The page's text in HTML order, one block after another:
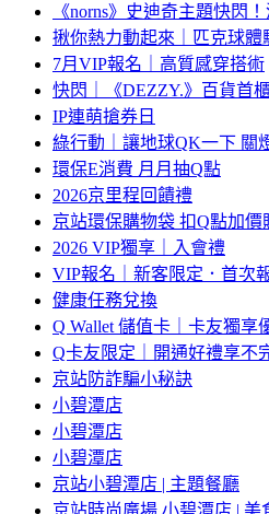
《norns》史迪奇主題快閃
揪你熱力動起來｜匹克球體
7月VIP報名｜高質感穿搭術
快閃｜《DEZZY.》百貨首
IP連萌搶券日
綠行動｜讓地球QK一下 關
環保E消費 月月抽Q點
2026京里程回饋禮
京站環保購物袋 扣Q點加價
2026 VIP獨享｜入會禮
VIP報名｜新客限定．首次
健康任務兌換
Q Wallet 儲值卡｜卡友獨享
Q卡友限定｜開通好禮享不
京站防詐騙小秘訣
小碧潭店
小碧潭店
小碧潭店
京站小碧潭店 | 主題餐廳